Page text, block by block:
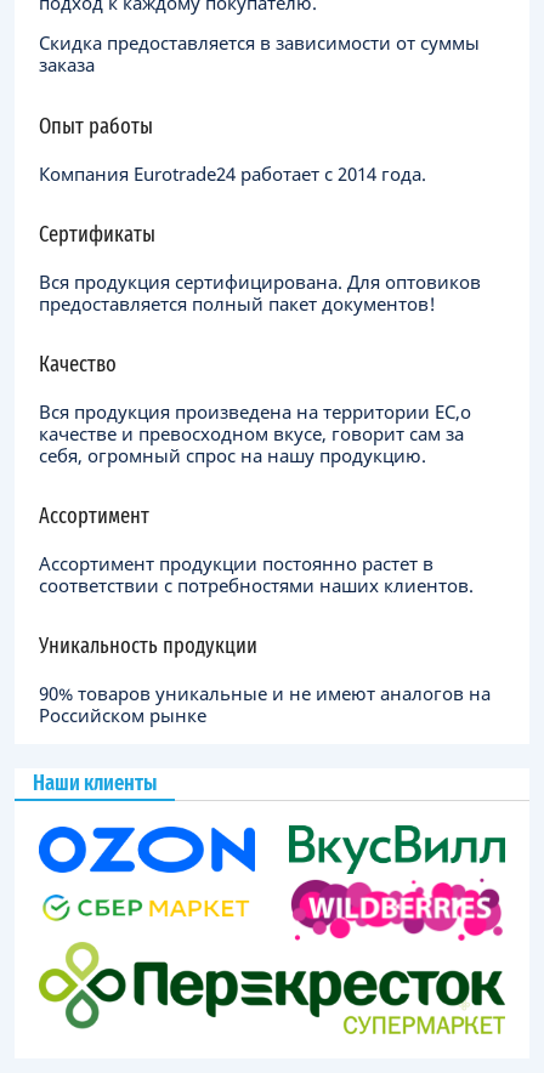
Скидка предоставляется в зависимости от суммы
заказа
Опыт работы
Компания Eurotrade24 работает с 2014 года.
Сертификаты
Вся продукция сертифицирована. Для оптовиков
предоставляется полный пакет документов!
Качество
Вся продукция произведена на территории ЕC,о
качестве и превосходном вкусе, говорит сам за
себя, огромный спрос на нашу продукцию.
Ассортимент
Ассортимент продукции постоянно растет в
соответствии с потребностями наших клиентов.
Уникальность продукции
90% товаров уникальные и не имеют аналогов на
Российском рынке
Наши клиенты